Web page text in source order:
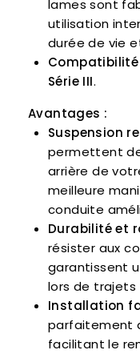
lames sont
utilisation
durée de vie
Compatibilité
Série III.
Avantages :
Suspension
permettent
arrière de
meilleure
conduite
Durabilité et
résister aux
garantissent
lors de
Installation
parfaitement
facilitant le